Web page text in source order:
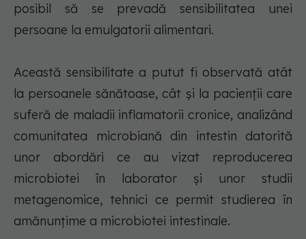
posibil să se prevadă sensibilitatea unei
persoane la emulgatorii alimentari.
Această sensibilitate a putut fi observată atât
la persoanele sănătoase, cât şi la pacienţii care
suferă de maladii inflamatorii cronice, analizând
comunitatea microbiană din intestin datorită
unor abordări ce au vizat reproducerea
microbiotei în laborator şi unor studii
metagenomice, tehnici ce permit studierea în
amănunţime a microbiotei intestinale.